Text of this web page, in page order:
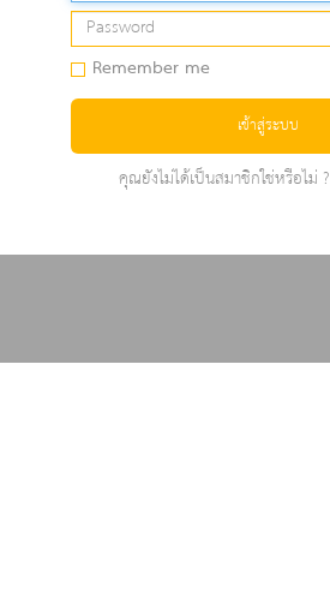
Remember me
เข้าสู่ระบบ
คุณยังไม่ได้เป็นสมาชิกใช่หรือไม่ ?